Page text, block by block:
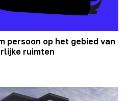
persoon op het gebied van
ruimten